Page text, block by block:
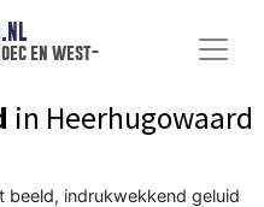
en west-
in Heerhugowaard
indrukwekkend geluid